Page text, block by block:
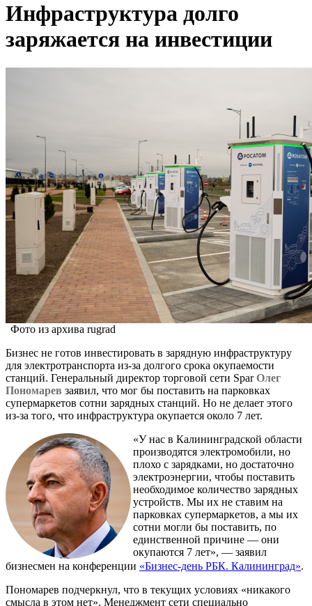
Инфраструктура долго
заряжается на инвестиции
Фото из архива rugrad
Бизнес не готов инвестировать в зарядную инфраструктуру
для электротранспорта из-за долгого срока окупаемости
станций. Генеральный директор торговой сети SparОлег
Пономарев заявил, что мог бы поставить на парковках
супермаркетов сотни зарядных станций. Но не делает этого
из-за того, что инфраструктура окупается около 7 лет.
«У нас в Калининградской области
производятся электромобили, но
плохо с зарядками, но достаточно
электроэнергии, чтобы поставить
необходимое количество зарядных
устройств. Мы их не ставим на
парковках супермаркетов, а мы их
сотни могли бы поставить, по
единственной причине — они
окупаются 7 лет», — заявил
бизнесмен на конференции «Бизнес-день РБК. Калининград».
Пономарев подчеркнул, что в текущих условиях «никакого
смысла в этом нет». Менеджмент сети специально